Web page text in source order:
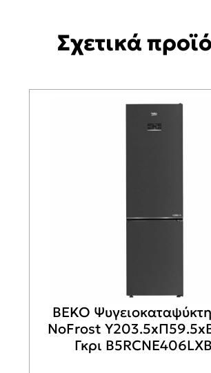
Σχετικά
BEKO
NoFrost
Γκρι